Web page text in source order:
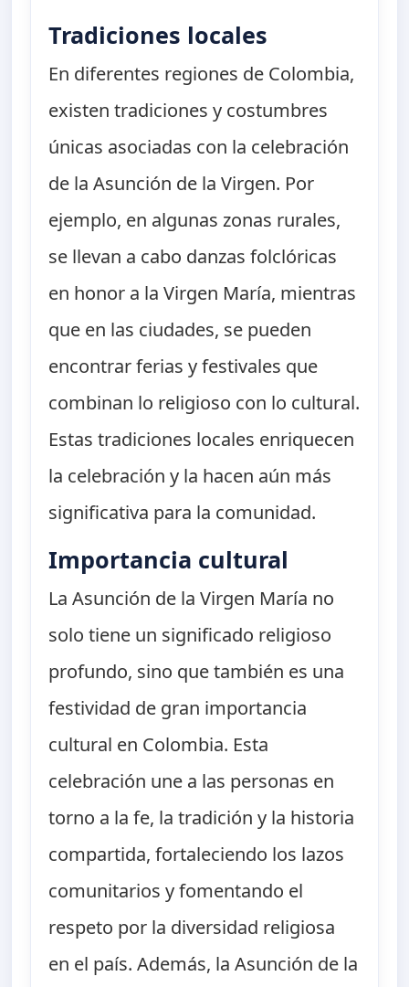
Tradiciones locales
En diferentes regiones de Colombia,
existen tradiciones y costumbres
únicas asociadas con la celebración
de la Asunción de la Virgen. Por
ejemplo, en algunas zonas rurales,
se llevan a cabo danzas folclóricas
en honor a la Virgen María, mientras
que en las ciudades, se pueden
encontrar ferias y festivales que
combinan lo religioso con lo cultural.
Estas tradiciones locales enriquecen
la celebración y la hacen aún más
significativa para la comunidad.
Importancia cultural
La Asunción de la Virgen María no
solo tiene un significado religioso
profundo, sino que también es una
festividad de gran importancia
cultural en Colombia. Esta
celebración une a las personas en
torno a la fe, la tradición y la historia
compartida, fortaleciendo los lazos
comunitarios y fomentando el
respeto por la diversidad religiosa
en el país. Además, la Asunción de la